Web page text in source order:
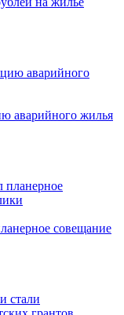
аварийного жилья
совещание